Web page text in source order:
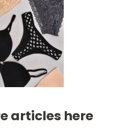
articles here